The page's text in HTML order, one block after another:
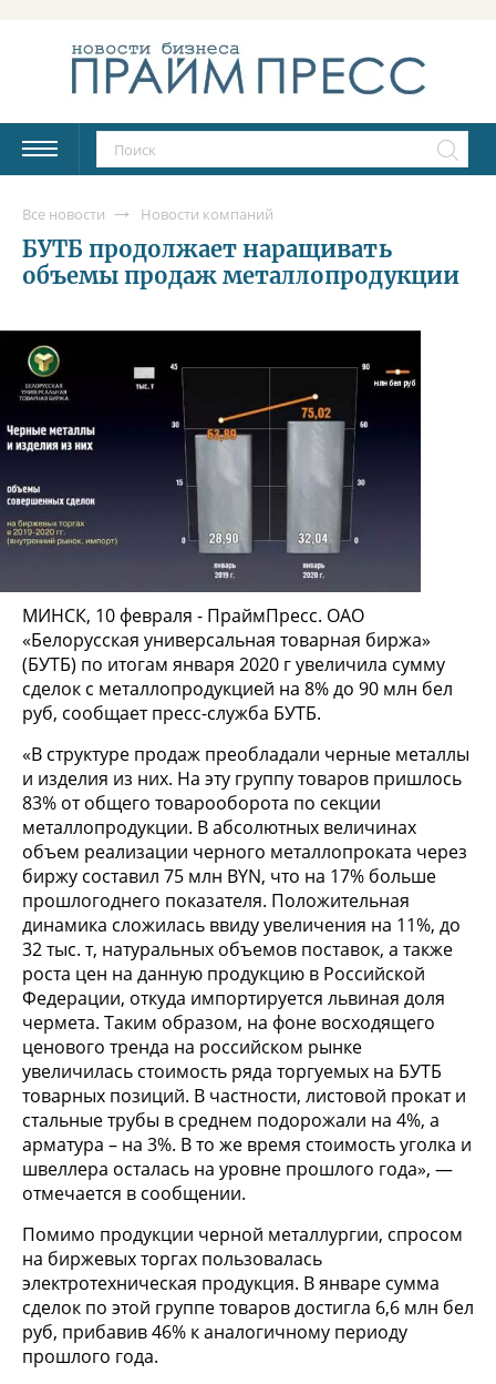
Все новости Новости компаний
БУТБ продолжает наращивать
объемы продаж металлопродукции
МИНСК, 10 февраля - ПраймПресс. ОАО
«Белорусская универсальная товарная биржа»
(БУТБ) по итогам января 2020 г увеличила сумму
сделок с металлопродукцией на 8% до 90 млн бел
руб, сообщает пресс-служба БУТБ.
«В структуре продаж преобладали черные металлы
и изделия из них. На эту группу товаров пришлось
83% от общего товарооборота по секции
металлопродукции. В абсолютных величинах
объем реализации черного металлопроката через
биржу составил 75 млн BYN, что на 17% больше
прошлогоднего показателя. Положительная
динамика сложилась ввиду увеличения на 11%, до
32 тыс. т, натуральных объемов поставок, а также
роста цен на данную продукцию в Российской
Федерации, откуда импортируется львиная доля
чермета. Таким образом, на фоне восходящего
ценового тренда на российском рынке
увеличилась стоимость ряда торгуемых на БУТБ
товарных позиций. В частности, листовой прокат и
стальные трубы в среднем подорожали на 4%, а
арматура – на 3%. В то же время стоимость уголка и
швеллера осталась на уровне прошлого года», —
отмечается в сообщении.
Помимо продукции черной металлургии, спросом
на биржевых торгах пользовалась
электротехническая продукция. В январе сумма
сделок по этой группе товаров достигла 6,6 млн бел
руб, прибавив 46% к аналогичному периоду
прошлого года.